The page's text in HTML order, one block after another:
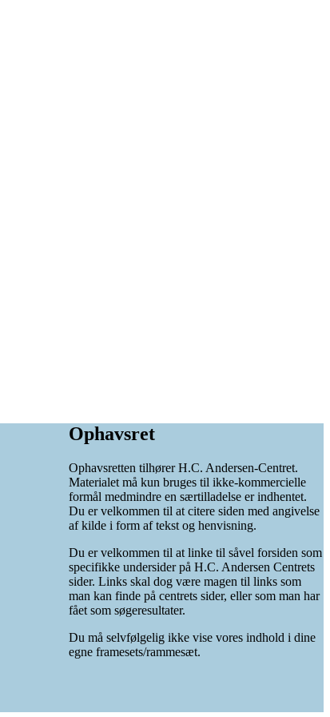
Ophavsret
Ophavsretten tilhører H.C. Andersen-Centret.
Materialet må kun bruges til ikke-kommercielle
formål medmindre en særtilladelse er indhentet.
Du er velkommen til at citere siden med angivelse
af kilde i form af tekst og henvisning.
Du er velkommen til at linke til såvel forsiden som
specifikke undersider på H.C. Andersen Centrets
sider. Links skal dog være magen til links som
man kan finde på centrets sider, eller som man har
fået som søgeresultater.
Du må selvfølgelig ikke vise vores indhold i dine
egne framesets/rammesæt.